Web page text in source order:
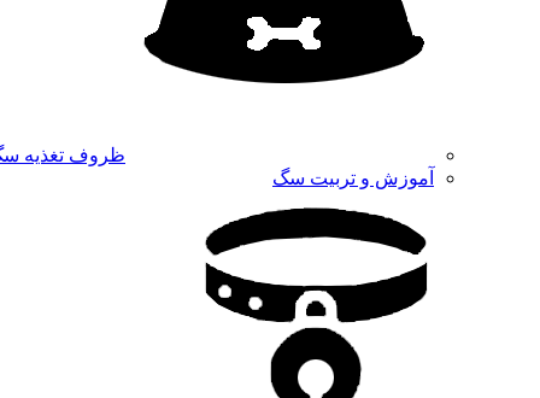
ظروف تغذیه
آموزش و تربیت سگ